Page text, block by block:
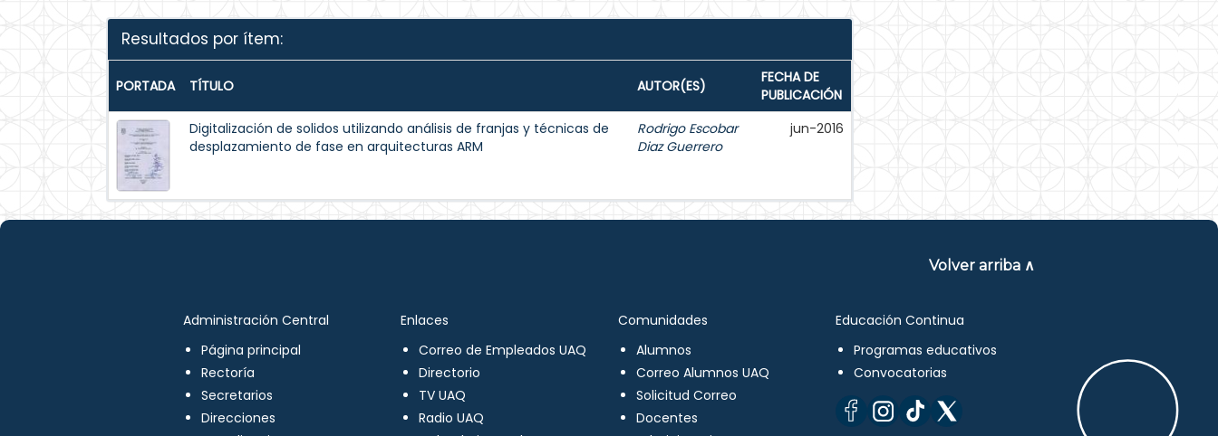
Resultados por ítem:
PORTADA TÍTULO AUTOR(ES)
FECHA DE
PUBLICACIÓN
Digitalización de solidos utilizando análisis de franjas y técnicas de
desplazamiento de fase en arquitecturas ARM
Rodrigo Escobar
Diaz Guerrero
jun-2016
Volver arriba ∧
Administración Central
Página principal
Rectoría
Secretarios
Direcciones
Enlaces
Correo de Empleados UAQ
Directorio
TV UAQ
Radio UAQ
Comunidades
Alumnos
Correo Alumnos UAQ
Solicitud Correo
Docentes
Educación Continua
Programas educativos
Convocatorias